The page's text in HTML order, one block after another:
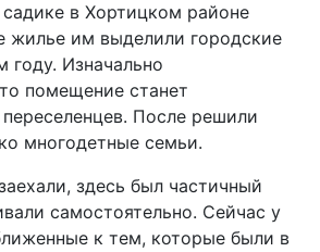
в Хортицком районе
жилье им выделили городские
году. Изначально
помещение станет
После решили
многодетные семьи.
здесь был частичный
самостоятельно. Сейчас у
к тем, которые были в